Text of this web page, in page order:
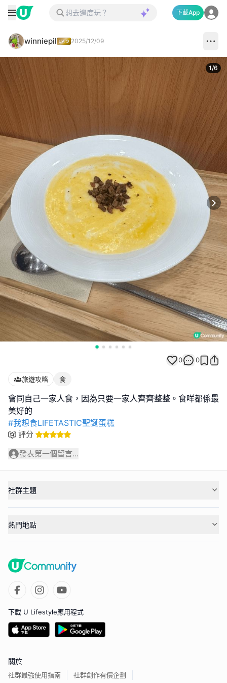
下載App
winniepil 2025/12/09
1/6
0 0
旅遊攻略 食
會同自己一家人食，因為只要一家人齊齊整整。食咩都係最
#我想食LIFETASTIC聖誕蛋糕
評分
發表第一個留言...
社群主題
熱門地點
下載 U Lifestyle應用程式
關於
社群最強使用指南 社群創作有價企劃